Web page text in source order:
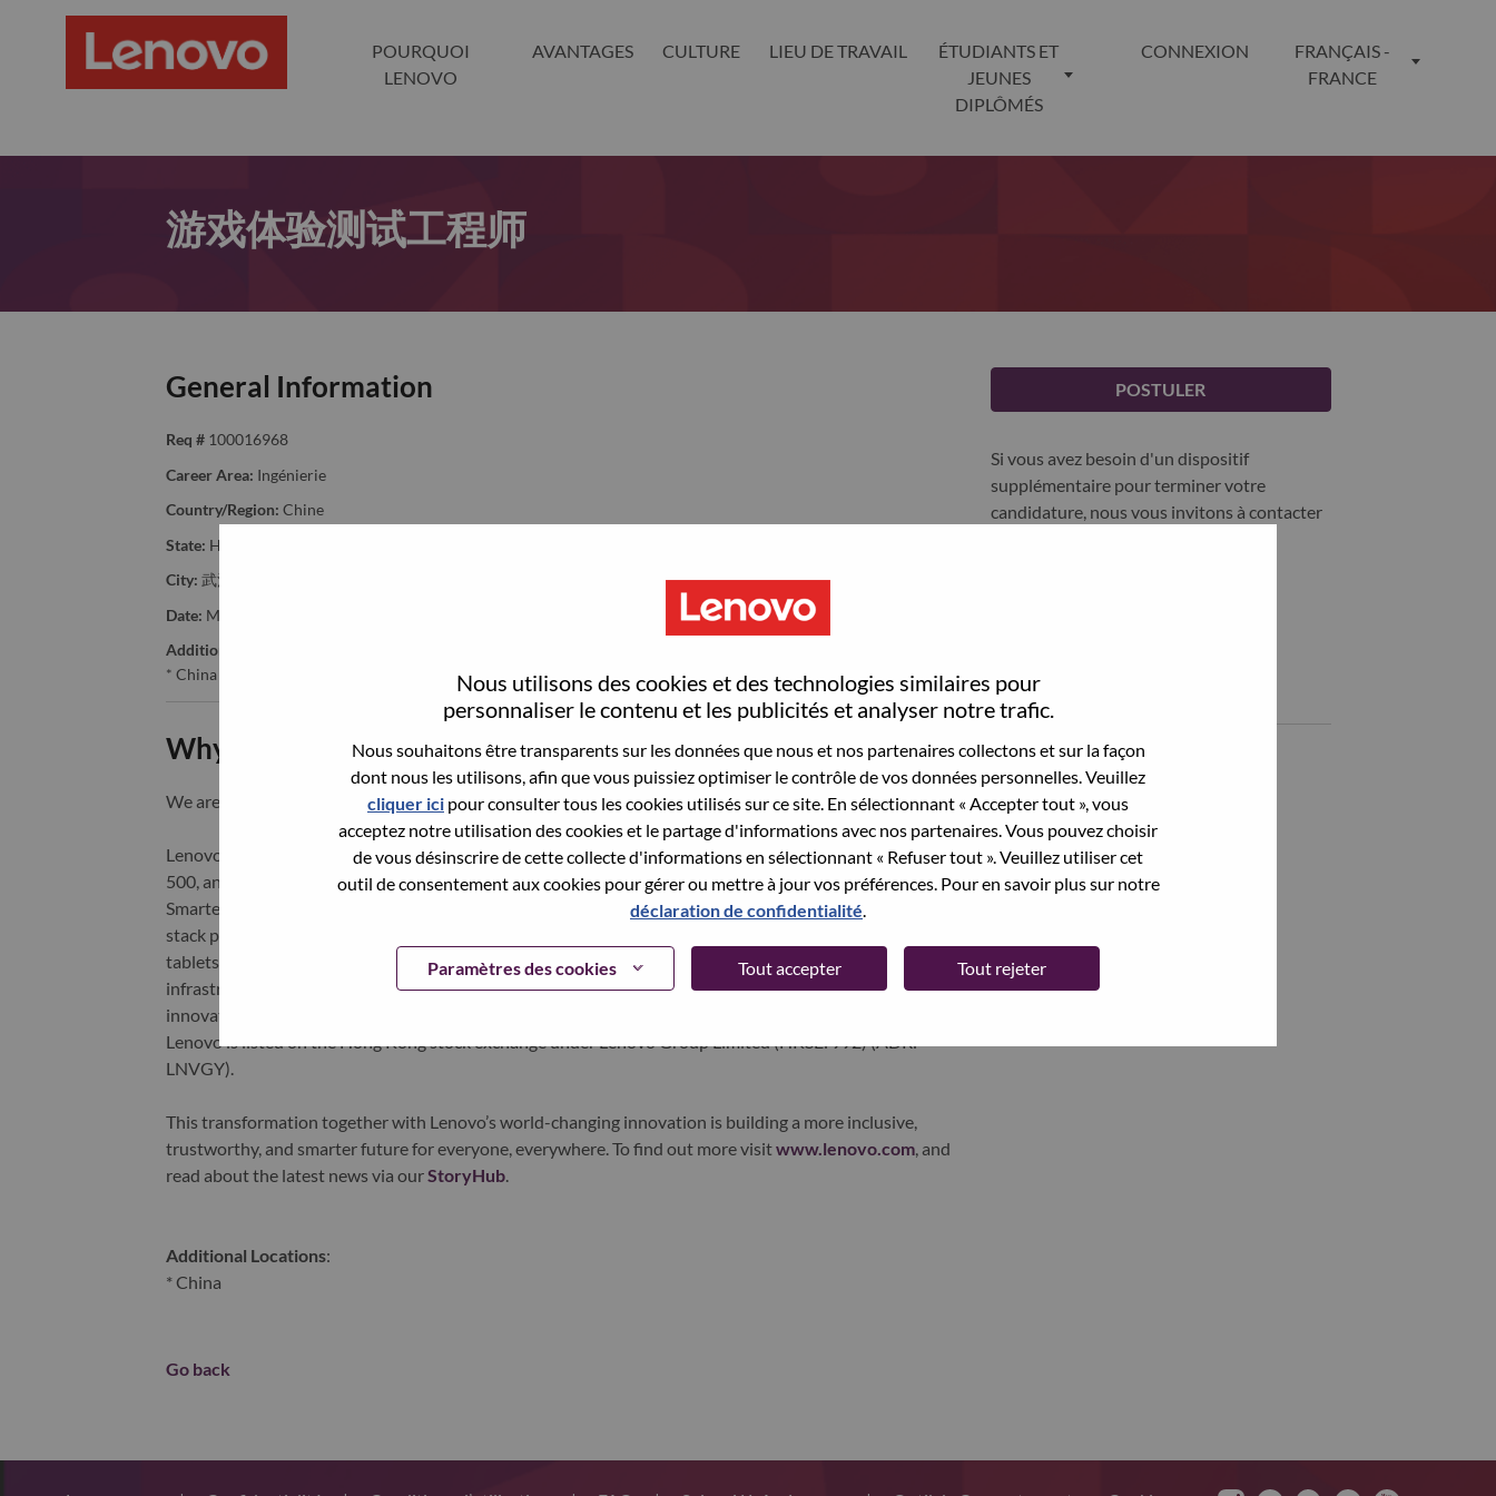
Nous utilisons des cookies et des technologies similaires pour
personnaliser le contenu et les publicités et analyser notre trafic.
Nous souhaitons être transparents sur les données que nous et nos partenaires collectons et sur la façon
dont nous les utilisons, afin que vous puissiez optimiser le contrôle de vos données personnelles. Veuillez
cliquer ici pour consulter tous les cookies utilisés sur ce site. En sélectionnant « Accepter tout », vous
acceptez notre utilisation des cookies et le partage d'informations avec nos partenaires. Vous pouvez choisir
de vous désinscrire de cette collecte d'informations en sélectionnant « Refuser tout ». Veuillez utiliser cet
outil de consentement aux cookies pour gérer ou mettre à jour vos préférences. Pour en savoir plus sur notre
déclaration de confidentialité
Paramètres des cookies Tout accepter Tout rejeter
POURQUOI
LENOVO
AVANTAGES CULTURE LIEU DE TRAVAIL
ÉTUDIANTS ET
JEUNES
DIPLÔMÉS
CONNEXION
FRANÇAIS -
FRANCE
游戏体验测试工程师
General Information
Req # 100016968
Career Area: Ingénierie
Country/Region: Chine
State: Hubei
City: 武汉（Wuhan）
Date: Mercredi, mai 20, 2026
Additional Locations
* China
Why Work at Lenovo
We are Lenovo. We do what we say. We own what we do. We WOW our customers.
Lenovo is a US$83 billion revenue global technology powerhouse, ranked #153 in the Fortune Global
500, and serving millions of customers every day in 180 markets. Focused on a bold vision to deliver
Smarter Technology for All, Lenovo has built on its success as the world’s largest PC company with a full-
stack portfolio of AI-enabled, AI-ready, and AI-optimized devices (PCs, workstations, smartphones,
tablets), infrastructure (server, storage, edge, high performance computing and software defined
infrastructure), software, solutions, and services. Lenovo’s continued investment in world-changing
innovation is building a more equitable, trustworthy, and smarter future for everyone, everywhere.
Lenovo is listed on the Hong Kong stock exchange under Lenovo Group Limited (HKSE: 992) (ADR:
LNVGY).
This transformation together with Lenovo’s world-changing innovation is building a more inclusive,
trustworthy, and smarter future for everyone, everywhere. To find out more visitwww.lenovo.com, and
read about the latest news via our StoryHub.
Additional Locations:
* China
Go back
POSTULER
Si vous avez besoin d'un dispositif
supplémentaire pour terminer votre
candidature, nous vous invitons à contacter
Emplois similaires
AI Wearable BB Engineer
武汉（Wuhan）, Hubei, Chine,
IT应用运维工程师
武汉（Wuhan）, Hubei, Chine,